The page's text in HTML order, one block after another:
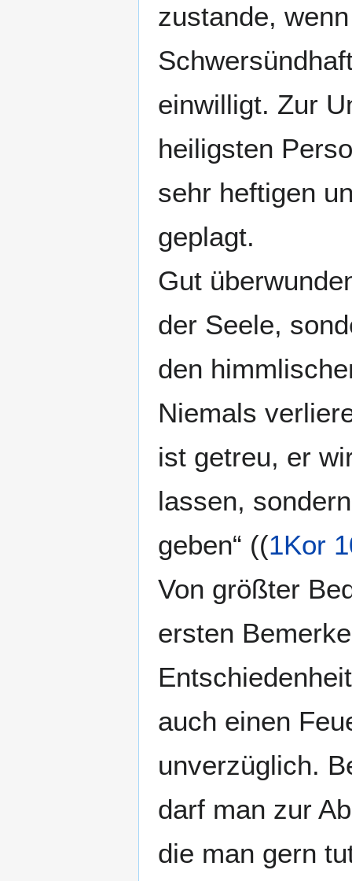
zustande,
einwilligt. Zur
heiligsten
sehr heftigen
geplagt.
Gut
der Seele,
den
Niemals
ist getreu, er
lassen,
geben“ ((1Kor
Von größter
ersten
auch einen
unverzüglich.
darf man zur
die man gern